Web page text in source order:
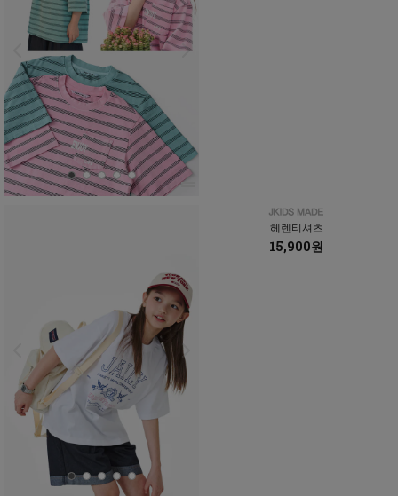
헤렌티셔츠
15,900원